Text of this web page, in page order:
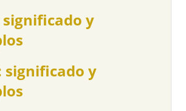
significado y
significado y